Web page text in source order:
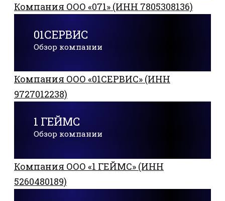
Компания ООО «071» (ИНН 7805308136)
01СЕРВИС
Обзор компании
Компания ООО «01СЕРВИС» (ИНН
9727012238)
1 ГЕЙМС
Обзор компании
Компания ООО «1 ГЕЙМС» (ИНН
5260480189)